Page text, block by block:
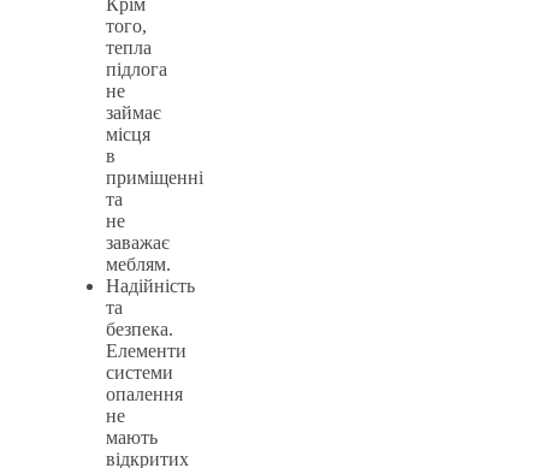
того,
тепла
підлога
не
займає
місця
в
приміщенні
та
не
заважає
меблям.
Надійність
та
безпека.
Елементи
системи
опалення
не
мають
відкритих